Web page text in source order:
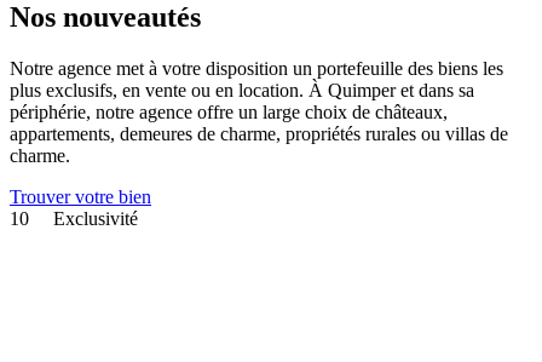
Nos nouveautés
Notre agence met à votre disposition un portefeuille des biens les
plus exclusifs, en vente ou en location. À Quimper et dans sa
périphérie, notre agence offre un large choix de châteaux,
appartements, demeures de charme, propriétés rurales ou villas de
charme.
Trouver votre bien
10
Exclusivité